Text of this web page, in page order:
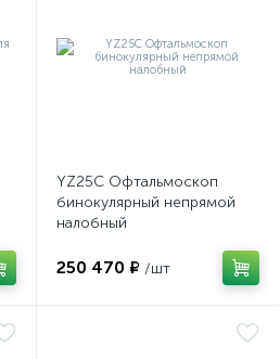
YZ25C Офтальмоскоп
бинокулярный непрямой
налобный
250 470 ₽ /шт